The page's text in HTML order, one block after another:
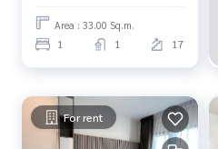
Area : 33.00 Sq.m.
1 1 17
For rent